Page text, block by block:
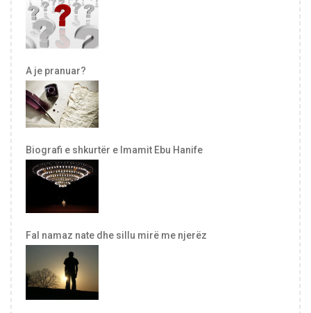
A je pranuar?
Biografi e shkurtër e Imamit Ebu Hanife
Fal namaz nate dhe sillu mirë me njerëz